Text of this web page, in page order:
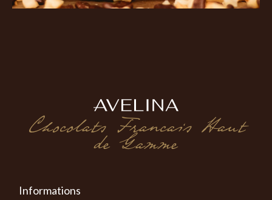
Chocolats Francais Haut
de Gamme
Informations